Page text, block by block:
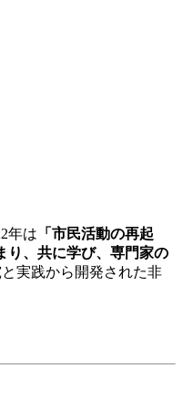
年は 「市民活動の再起
り、共に学び、専門家の
実践から開発された非